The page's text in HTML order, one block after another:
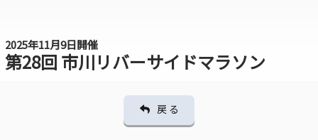
2025年11月9日開催
第28回 市川リバーサイドマラソン
戻 る